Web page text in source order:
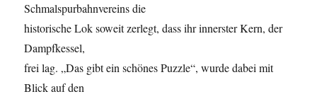
Schmalspurbahnvereins die
historische Lok soweit zerlegt, dass ihr innerster Kern, der
Dampfkessel,
frei lag. „Das gibt ein schönes Puzzle“, wurde dabei mit
Blick auf den